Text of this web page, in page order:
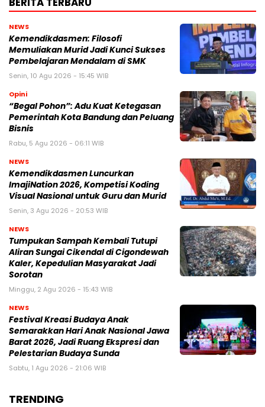
NEWS
Kemendikdasmen: Filosofi
Memuliakan Murid Jadi Kunci Sukses
Pembelajaran Mendalam di SMK
Senin, 10 Agu 2026 - 15:45 WIB
Opini
“Begal Pohon”: Adu Kuat Ketegasan
Pemerintah Kota Bandung dan Peluang
Bisnis
Rabu, 5 Agu 2026 - 06:11 WIB
NEWS
Kemendikdasmen Luncurkan
ImajiNation 2026, Kompetisi Koding
Visual Nasional untuk Guru dan Murid
Senin, 3 Agu 2026 - 20:53 WIB
NEWS
Tumpukan Sampah Kembali Tutupi
Aliran Sungai Cikendal di Cigondewah
Kaler, Kepedulian Masyarakat Jadi
Sorotan
Minggu, 2 Agu 2026 - 15:43 WIB
NEWS
Festival Kreasi Budaya Anak
Semarakkan Hari Anak Nasional Jawa
Barat 2026, Jadi Ruang Ekspresi dan
Pelestarian Budaya Sunda
Sabtu, 1 Agu 2026 - 21:06 WIB
TRENDING